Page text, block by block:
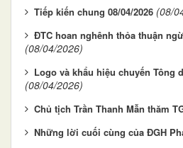
Tiếp kiến chung 08/04/2026 (08/
ĐTC hoan nghênh thỏa thuận
(08/04/2026)
Logo và khẩu hiệu chuyến Tông
(08/04/2026)
Chủ tịch Trần Thanh Mẫn thăm
Những lời cuối cùng của ĐGH